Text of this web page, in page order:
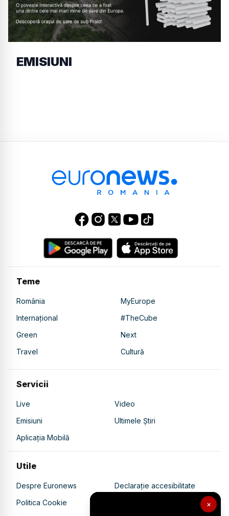
×
EMISIUNI
Teme
România
MyEurope
Internațional
#TheCube
Green
Next
Travel
Cultură
Servicii
Live
Video
Emisiuni
Ultimele Știri
Aplicația Mobilă
Utile
Despre Euronews
Declarație accesibilitate
Politica Cookie
Politica de confidențialitate